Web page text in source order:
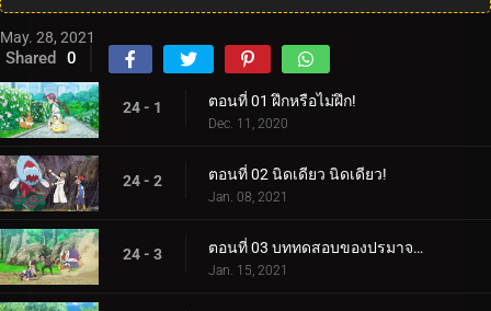
May. 28, 2021
Shared 0
24 - 1 ตอนที่ 01 ฝึกหรือไม่ฝึก!
Dec. 11, 2020
24 - 2 ตอนที่ 02 นิดเดียว นิดเดียว!
Jan. 08, 2021
24 - 3 ตอนที่ 03 บททดสอบของปรมาจารย์รุ่นใหม่!
Jan. 15, 2021